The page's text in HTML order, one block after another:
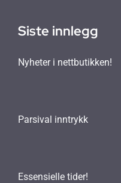
Siste innlegg
Nyheter i nettbutikken!
Parsival inntrykk
Essensielle tider!